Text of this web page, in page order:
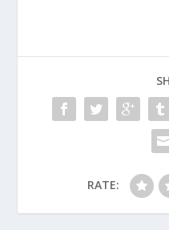
RATE: